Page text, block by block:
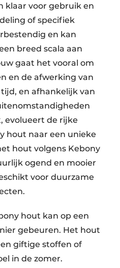
klaar voor gebruik en
of specifiek
en kan
breed scala aan
gaat het vooral om
en de afwerking van
en afhankelijk van
evolueert de rijke
hout naar een unieke
hout volgens Kebony
ogend en mooier
voor duurzame
hout kan op een
gebeuren. Het hout
giftige stoffen of
in de zomer.